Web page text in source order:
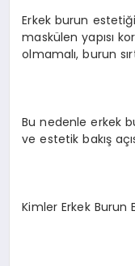
Erkek burun
maskülen yapısı
olmamalı, burun
Bu nedenle erkek
ve estetik bakış
Kimler Erkek Burun